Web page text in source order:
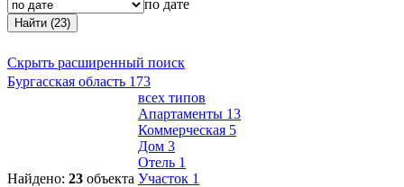
по дате
Найти (23)
Скрыть расширенный поиск
Бургасская область 173
Найдено: 23 объекта
всех типов
Апартаменты 13
Коммерческая 5
Дом 3
Отель 1
Участок 1